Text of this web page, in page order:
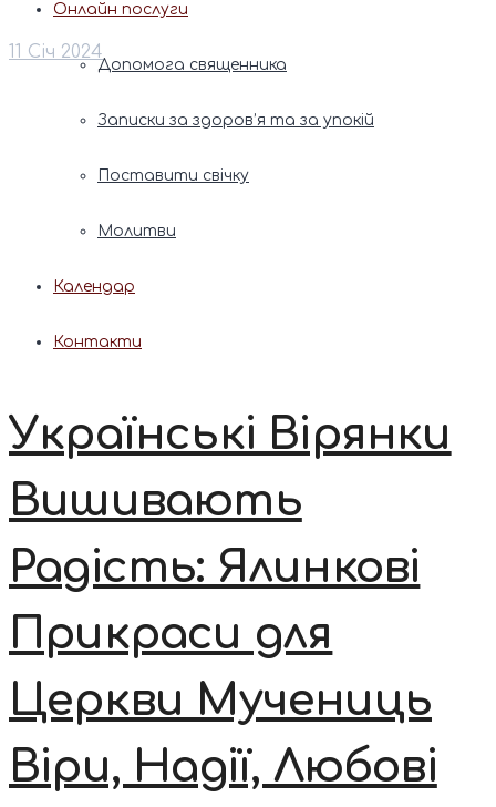
Онлайн послуги
Допомога священника
Записки за здоров’я та за упокій
Поставити свічку
Молитви
Календар
Контакти
11 Січ 2024
Українські Вірянки
Вишивають
Радість: Ялинкові
Прикраси для
Церкви Мучениць
Віри, Надії, Любові